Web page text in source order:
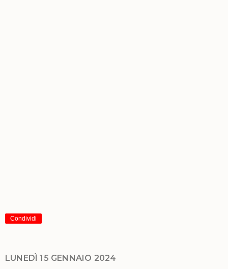
Condividi
LUNEDÌ 15 GENNAIO 2024